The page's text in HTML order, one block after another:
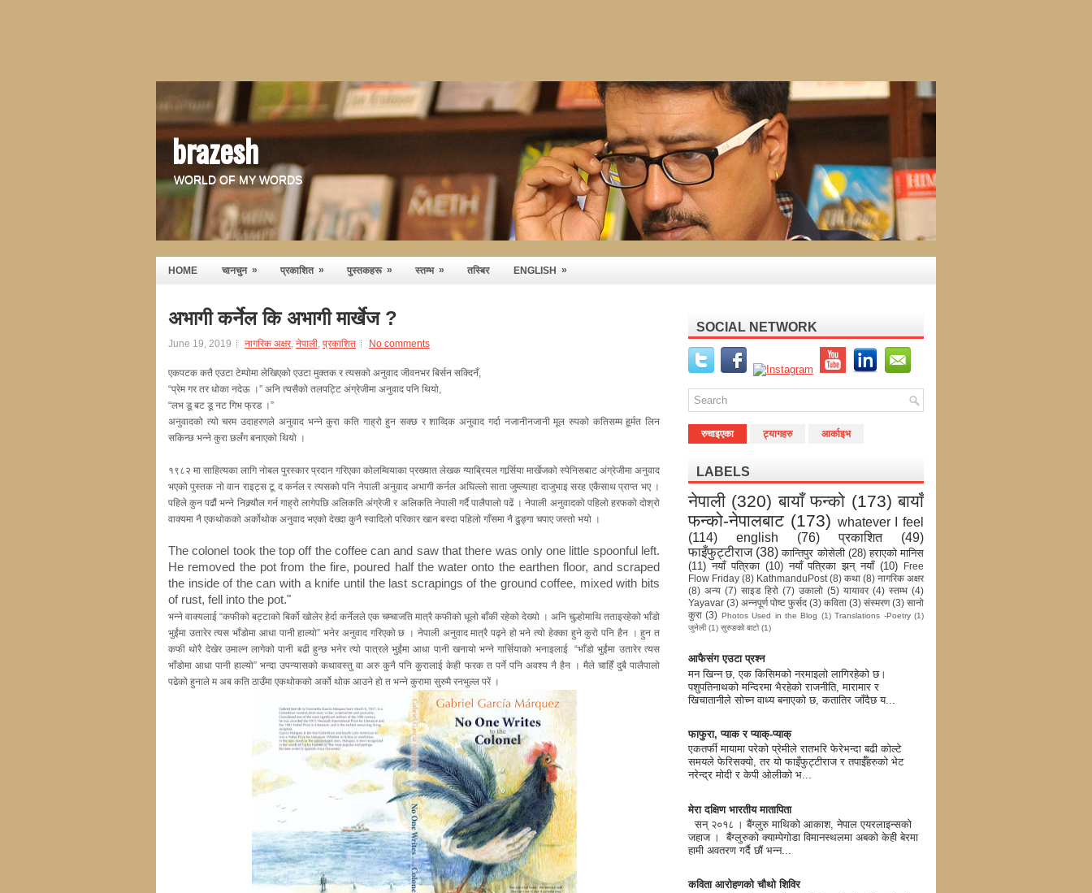
brazesh
WORLD OF MY WORDS
HOME चानचुन » प्रकाशित » पुस्तकहरू » स्तम्भ » तस्बिर ENGLISH »
अभागी कर्नेल कि अभागी मार्खेज ?
June 19, 2019 नागरिक अक्षर, नेपाली, प्रकाशित No comments
एकपटक कतै एउटा टेम्पोमा लेखिएको एउटा मुक्तक र त्यसको अनुवाद जीवनभर बिर्सन सक्दिनँ,
“प्रेम गर तर धोका नदेऊ ।” अनि त्यसैको तलपट्टि अंग्रेजीमा अनुवाद पनि थियो,
“लभ डू बट डू नट गिभ फ्रड ।”
अनुवादको त्यो चरम उदाहरणले अनुवाद भन्ने कुरा कति गाह्रो हुन सक्छ र शाव्दिक अनुवाद गर्दा नजानीनजानी मूल रुपको कतिसम्म हूर्मत लिन
सकिन्छ भन्ने कुरा छर्लंग बनाएको थियो ।
१९८२ मा साहित्यका लागि नोबल पुरस्कार प्रदान गरिएका कोलम्वियाका प्रख्यात लेखक ग्याब्रियल गार्र्सिया मार्खेजको स्पेनिसबाट अंग्रेजीमा अनुवाद
भएको पुस्तक नो वान राइट्स टू द कर्नल र त्यसको पनि नेपाली अनुवाद अभागी कर्नल अघिल्लो साता जुम्ल्याहा दाजुभाइ सरह एकैसाथ प्राप्त भए ।
पहिले कुन पढौं भन्ने निक्र्यौल गर्न गाह्रो लागेपछि अलिकति अंग्रेजी र अलिकति नेपाली गर्दै पालैपालो पढें । नेपाली अनुवादको पहिलो हरफको दोश्रो
वाक्यमा नै एकथोकको अर्कोथोक अनुवाद भएको देख्दा कुनै स्वादिलो परिकार खान बस्दा पहिलो गाँसमा नै ढुङ्गा चपाए जस्तो भयो ।
The colonel took the top off the coffee can and saw that there was only one little spoonful left.
He removed the pot from the fire, poured half the water onto the earthen floor, and scraped
the inside of the can with a knife until the last scrapings of the ground coffee, mixed with bits
of rust, fell into the pot."
भन्ने वाक्यलाई “कफीको बट्टाको बिर्को खोलेर हेर्दा कर्नेलले एक चम्चाजति मात्रै कफीको धूलो बाँकी रहेको देख्यो । अनि चुल्होमाथि तताइरहेको भाँडो
भुईंमा उतारेर त्यस भाँडोमा आधा पानी हाल्यो” भनेर अनुवाद गरिएको छ । नेपाली अनुवाद मात्रै पढ्ने हो भने त्यो हेक्का हुने कुरो पनि हैन । हुन त
कफी थोरै देखेर उमाल्न लागेको पानी बढी हुन्छ भनेर त्यो पात्रले भुईंमा आधा पानी खनायो भन्ने गार्सियाको भनाइलाई “भाँडो भुईंमा उतारेर त्यस
भाँडोमा आधा पानी हाल्यो” भन्दा उपन्यासको कथावस्तु वा अरु कुनै पनि कुरालाई केही फरक त पर्ने पनि अवश्य नै हैन । मैले चाहिँ दुबै पालैपालो
पढेको हुनाले म अब कति ठाउँमा एकथोकको अर्को थोक आउने हो त भन्ने कुरामा सुरुमै रनभुल्ल परें ।
SOCIAL NETWORK
रुचाइएका ट्यागहरु आर्काइभ
LABELS
नेपाली (320) बायाँ फन्को (173) बायाँ
फन्को-नेपालबाट (173) whatever I feel
(114)
english (76) प्रकाशित
(49)
फाइँफुट्टीराज (38) कान्तिपुर कोसेली (28) हराएको मानिस
(11) नयाँ पत्रिका (10) नयाँ पत्रिका झन् नयाँ (10)
Free
Flow Friday (8) KathmanduPost (8) कथा (8) नागरिक अक्षर
(8) अन्य (7) साइड हिरो (7) उकालो (5) यायावर (4) स्तम्भ (4)
Yayavar (3) अन्नपूर्ण पोष्ट फुर्सद (3) कविता (3) संस्मरण (3) सानो
कुरा (3) Photos Used in the Blog (1) Translations -Poetry (1)
जुनेली (1) सुरुङको बाटो (1)
आफैसंग एउटा प्रश्न
मन खिन्न छ, एक किसिमको नरमाइलो लागिरहेको छ।
पशुपतिनाथको मन्दिरमा भैरहेको राजनीति, मारामार र
खिचातानीले सोच्न वाध्य बनाएको छ, कतातिर जाँदैछ य...
फाफुरा, प्याक र प्याक्-प्याक्
एकतर्फी मायामा परेको प्रेमीले रातभरि फेरेभन्दा बढी कोल्टे
समयले फेरिसक्यो, तर यो फाइँफुट्टीराज र तपाईँहरुको भेट
नरेन्द्र मोदी र केपी ओलीको भ...
मेरा दक्षिण भारतीय मातापिता
सन् २०१८ । बैंग्लुरु माथिको आकाश, नेपाल एयरलाइन्सको
जहाज । बैंग्लुरुको क्याम्पेगोडा विमानस्थलमा अबको केही बेरमा
हामी अवतरण गर्दै छौं भन्न...
कविता आरोहणको चौथो शिविर